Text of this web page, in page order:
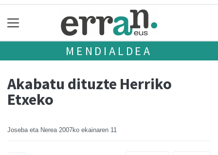
MENDIALDEA
Akabatu dituzte Herriko
Etxeko
Joseba eta Nerea 2007ko ekainaren 11